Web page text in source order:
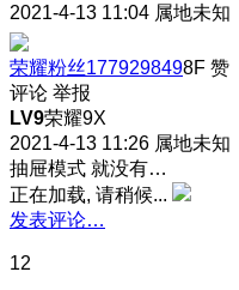
2021-4-13 11:04 属地未知
荣耀粉丝1779298498F 赞
评论 举报
LV9荣耀9X
2021-4-13 11:26 属地未知
抽屉模式 就没有…
正在加载, 请稍候...
发表评论…
12